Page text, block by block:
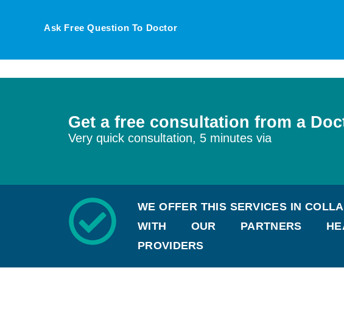
Ask Free Question To Doctor
Get a free consultation from a
Very quick consultation, 5 minutes via
WE OFFER THIS SERVICES IN
WITH OUR PARTNERS
PROVIDERS